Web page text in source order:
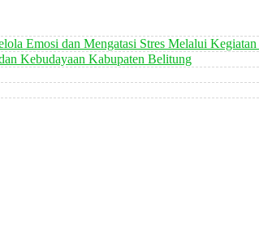
Emosi dan Mengatasi Stres Melalui
Kebudayaan Kabupaten Belitung